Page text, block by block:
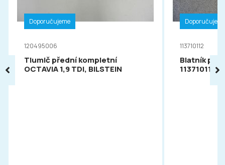
Doporučujeme
120495006
Tlumič přední kompletní
OCTAVIA 1,9 TDI, BILSTEIN
113710112
Blatník
113710112